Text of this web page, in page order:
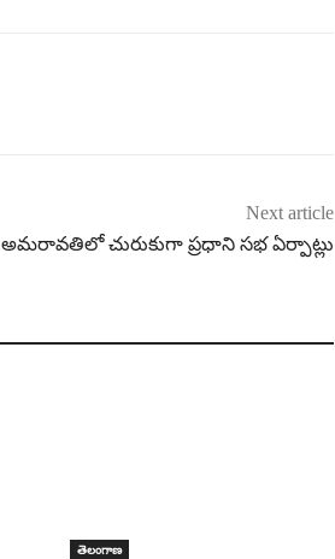
Next article
అమరావతిలో చురుకుగా ప్రధాని సభ ఏర్పాట్లు
తెలంగాణ